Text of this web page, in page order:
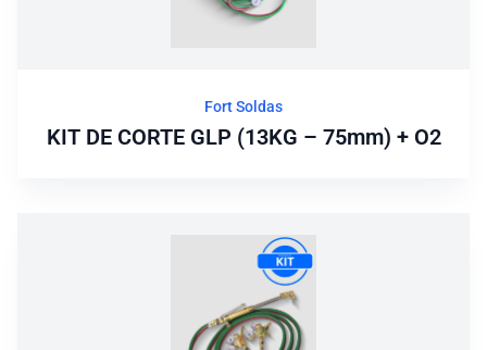
Fort Soldas
KIT DE CORTE GLP (13KG – 75mm) + O2